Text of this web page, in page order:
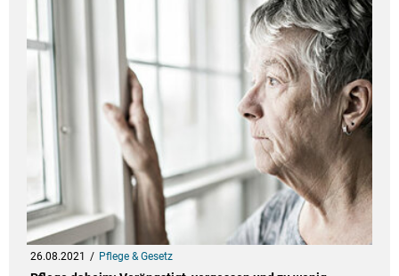
26.08.2021 Pflege & Gesetz